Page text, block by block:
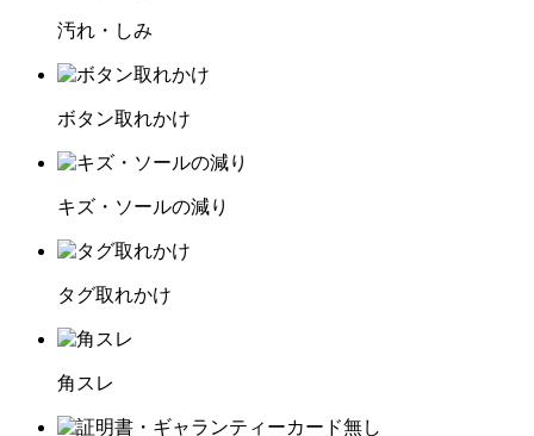
汚れ・しみ
ボタン取れかけ
キズ・ソールの減り
タグ取れかけ
角スレ